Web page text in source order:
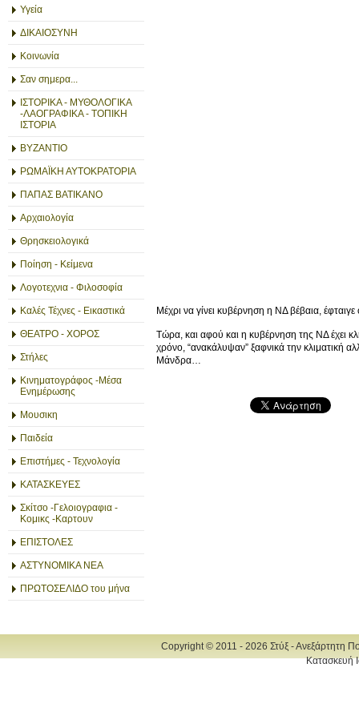
Υγεία
ΔΙΚΑΙΟΣΥΝΗ
Κοινωνία
Σαν σημερα...
ΙΣΤΟΡΙΚΑ - ΜΥΘΟΛΟΓΙΚΑ
-ΛΑΟΓΡΑΦΙΚΑ - ΤΟΠΙΚΗ
ΙΣΤΟΡΙΑ
ΒΥΖΑΝΤΙΟ
ΡΩΜΑΪΚΗ ΑΥΤΟΚΡΑΤΟΡΙΑ
ΠΑΠΑΣ ΒΑΤΙΚΑΝΟ
Αρχαιολογία
Θρησκειολογικά
Ποίηση - Κείμενα
Λογοτεχνια - Φιλοσοφία
Καλές Τέχνες - Εικαστικά
ΘΕΑΤΡΟ - ΧΟΡΟΣ
Στήλες
Κινηματογράφος -Μέσα
Ενημέρωσης
Μουσικη
Παιδεία
Επιστήμες - Τεχνολογία
ΚΑΤΑΣΚΕΥΕΣ
Σκίτσο -Γελοιογραφια -
Κομικς -Καρτουν
ΕΠΙΣΤΟΛΕΣ
ΑΣΤΥΝΟΜΙΚΑ ΝΕΑ
ΠΡΩΤΟΣΕΛΙΔΟ του μήνα
Μέχρι να γίνει κυβέρνηση η ΝΔ βέβαια,
Τώρα, και αφού και η κυβέρνηση της ΝΔ έχει
χρόνο, “ανακάλυψαν” ξαφνικά την κλιματική
Μάνδρα…
Copyright © 2011 - 2026 Στύξ - Ανεξάρτητη
Κατασκευή